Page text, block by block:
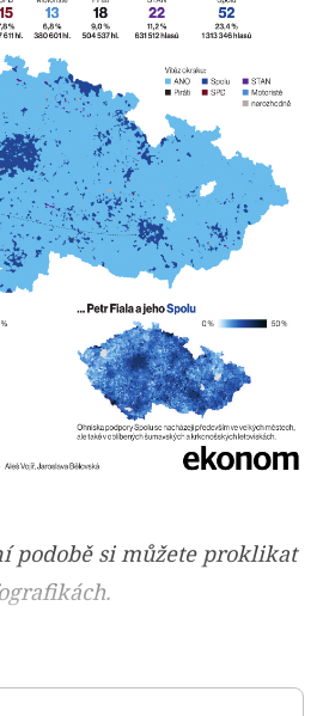
podobě si můžete proklikat